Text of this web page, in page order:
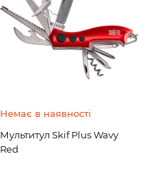
Немає в наявності
Мультитул Skif Plus Wavy
Red